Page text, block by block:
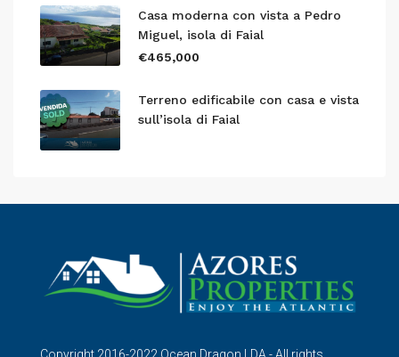
Casa moderna con vista a Pedro
Miguel, isola di Faial
€465,000
Terreno edificabile con casa e vista
sull’isola di Faial